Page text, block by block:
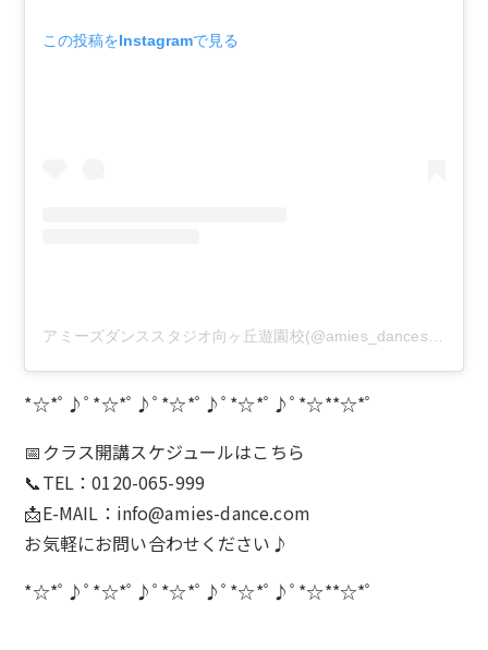
この投稿をInstagramで見る
*☆*ﾟ♪ﾟ*☆*ﾟ♪ﾟ*☆*ﾟ♪ﾟ*☆*ﾟ♪ﾟ*☆**☆*ﾟ
📅クラス開講スケジュールはこちら
📞TEL：0120-065-999
📩E-MAIL： info@amies-dance.com
お気軽にお問い合わせください♪
*☆*ﾟ♪ﾟ*☆*ﾟ♪ﾟ*☆*ﾟ♪ﾟ*☆*ﾟ♪ﾟ*☆**☆*ﾟ